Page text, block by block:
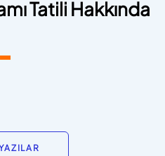
Tatili Hakkında